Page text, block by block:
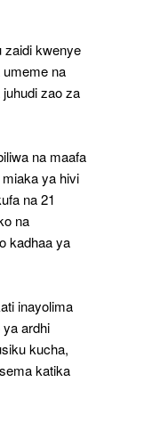
zaidi kwenye
na
zao za
na maafa
ya hivi
na 21
na
kadhaa ya
inayolima
ardhi
kucha,
katika